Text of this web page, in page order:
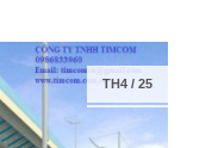
TH4/ 25